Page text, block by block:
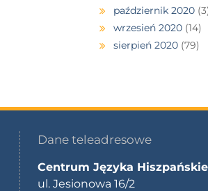
październik 2020(3)
wrzesień 2020(14)
sierpień 2020(79)
Dane teleadresowe
Centrum Języka
ul. Jesionowa 16/2